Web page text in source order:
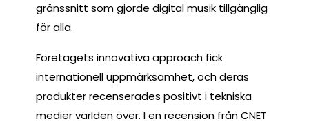
gränssnitt som gjorde digital musik tillgänglig
för alla.
Företagets innovativa approach fick
internationell uppmärksamhet, och deras
produkter recenserades positivt i tekniska
medier världen över. I en recension från CNET